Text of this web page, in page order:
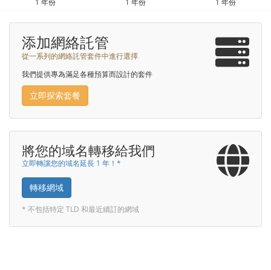
添加網絡託管
從一系列的網絡託管套件中進行選擇
我們提供專為滿足各種預算而設計的套件
立即探索套餐
將您的域名轉移給我們
立即轉讓您的域名延長 1 年！*
轉移網域
* 不包括特定 TLD 和最近續訂的網域